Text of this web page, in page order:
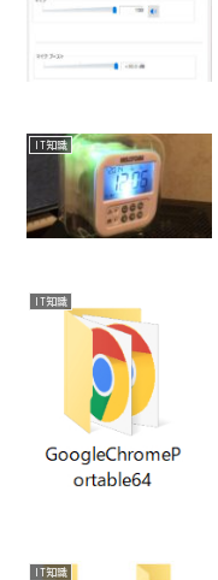
IT知識
IT知識
IT知識